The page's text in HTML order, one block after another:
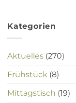
Kategorien
Aktuelles (270)
Frühstück (8)
Mittagstisch (19)